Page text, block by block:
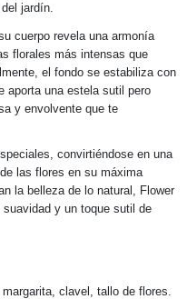
jardín.
cuerpo revela una armonía
florales más intensas que
el fondo se estabiliza con
aporta una estela sutil pero
y envolvente que te
convirtiéndose en una
las flores en su máxima
la belleza de lo natural, Flower
y un toque sutil de
clavel, tallo de flores.